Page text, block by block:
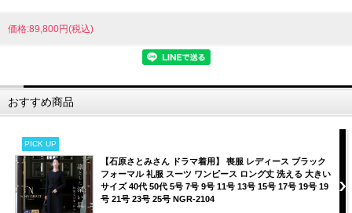
価格:89,800円(税込)
おすすめ商品
PICK UP
【石原さとみさん ドラマ着用】 喪服 レディース ブラック
フォーマル 礼服 スーツ ワンピース ロング丈 洗える 大きい
サイズ 40代 50代 5号 7号 9号 11号 13号 15号 17号 19号 19
号 21号 23号 25号 NGR-2104